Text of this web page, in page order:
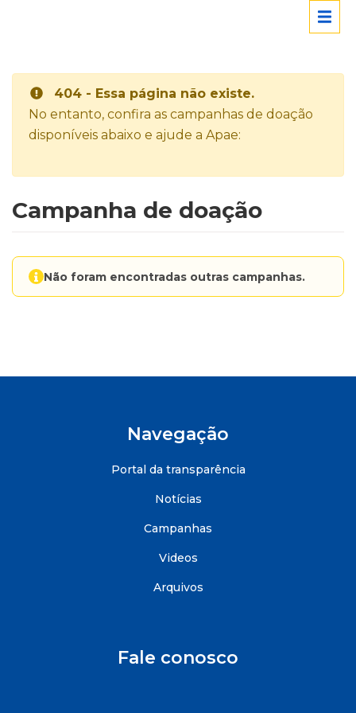
404 - Essa página não existe.
No entanto, confira as campanhas de doação
disponíveis abaixo e ajude a Apae:
Campanha de doação
Não foram encontradas outras campanhas.
Navegação
Portal da transparência
Notícias
Campanhas
Videos
Arquivos
Fale conosco